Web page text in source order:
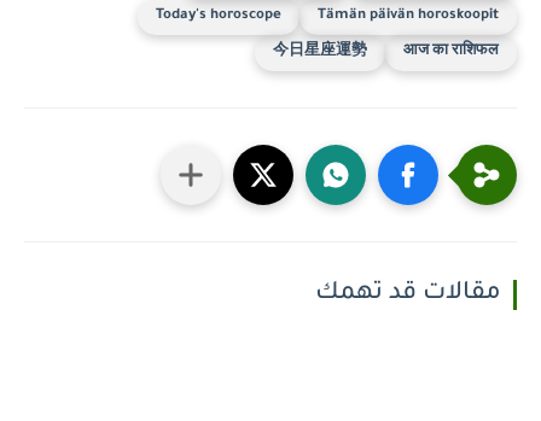
Tämän päivän horoskoopit
Today's horoscope
आज का राशिफल
今日星座運勢
مقالات قد تهمك